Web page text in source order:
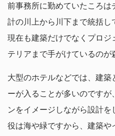
前事務所に勤めていたころ
計の川上から川下まで統括し
現在も建築だけでなくプロ
テリアまで手がけているのが
大型のホテルなどでは、建
ーが入ることが多いのです
ンをイメージしながら設計
役は海や緑ですから、建築